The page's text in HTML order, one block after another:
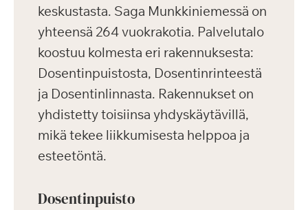
keskustasta. Saga Munkkiniemessä on
yhteensä 264 vuokrakotia. Palvelutalo
koostuu kolmesta eri rakennuksesta:
Dosentinpuistosta, Dosentinrinteestä
ja Dosentinlinnasta. Rakennukset on
yhdistetty toisiinsa yhdyskäytävillä,
mikä tekee liikkumisesta helppoa ja
esteetöntä.
Dosentinpuisto